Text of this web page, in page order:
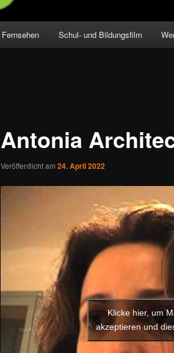
Fernsehen Schul- und Bildungsfilm
Antonia
Veröffentlicht am 24. April 2022
Klicke hier, um
akzeptieren und